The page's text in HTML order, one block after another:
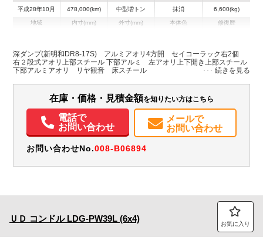
平成28年10月 478,000(km) 中型増トン 抹消 6,600(kg)
地域 内寸(mm)
H:1,500
外寸(mm)
H:3,150
本体色 修復歴
装備情報
深ダンプ(新明和DR8-17S) アルミアオリ4方開 セイコーラック右2個
右２段式アオリ上部スチール 下部アルミ 左アオリ上下開き上部スチール
下部アルミアオリ リヤ観音 床スチール
在庫・価格・見積金額を知りたい方はこちら
電話で
お問い合わせ
メールで
お問い合わせ
お問い合わせNo.008-B06894
ＵＤ コンドル LDG-PW39L (6x4) お気に入り